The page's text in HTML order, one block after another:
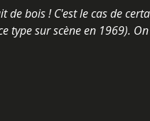
bois ! C'est le cas de
type sur scène en 1969).